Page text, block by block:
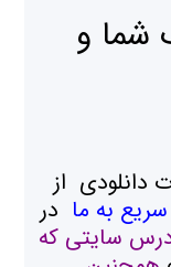
شما و
دانلودی از
به ما در
سایتی که